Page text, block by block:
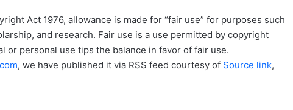
Act 1976, allowance is made for “fair use” for purposes such
and research. Fair use is a use permitted by copyright
personal use tips the balance in favor of fair use.
, we have published it via RSS feed courtesy of Source link,